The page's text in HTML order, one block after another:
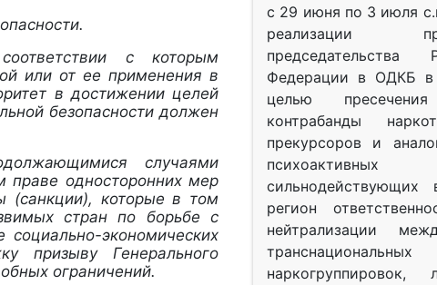
с 29 июня по 3 июля
реализации
председательства
Федерации в ОДКБ
целью
контрабанды
прекурсоров и
сильнодействующих
регион
нейтрализации
транснациональных
наркогруппировок,
с которым
или от ее применения в
в достижении целей
безопасности должен
случаями
односторонних мер
(санкции), которые в том
стран по борьбе с
экономических
призыву Генерального
ограничений.